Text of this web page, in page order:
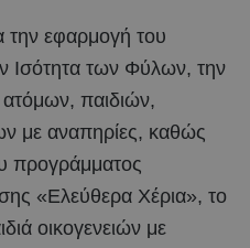
την εφαρμογή του
Ισότητα των Φύλων, την
παιδιών,
με αναπηρίες, καθώς
προγράμματος
«Ελεύθερα Χέρια», το
οικογενειών με